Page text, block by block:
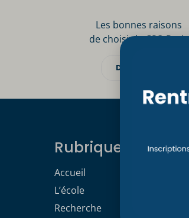
Les bonnes raisons
de choisir le CSO Paris
DÉCOUVRIR
Rubriques
Accueil
L’école
Recherche